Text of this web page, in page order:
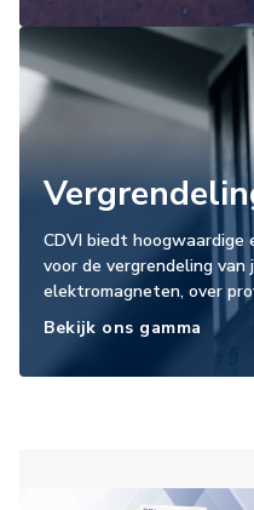
CDVI biedt hoogwaardige
voor de vergrendeling van
elektromagneten, over
Bekijk ons gamma